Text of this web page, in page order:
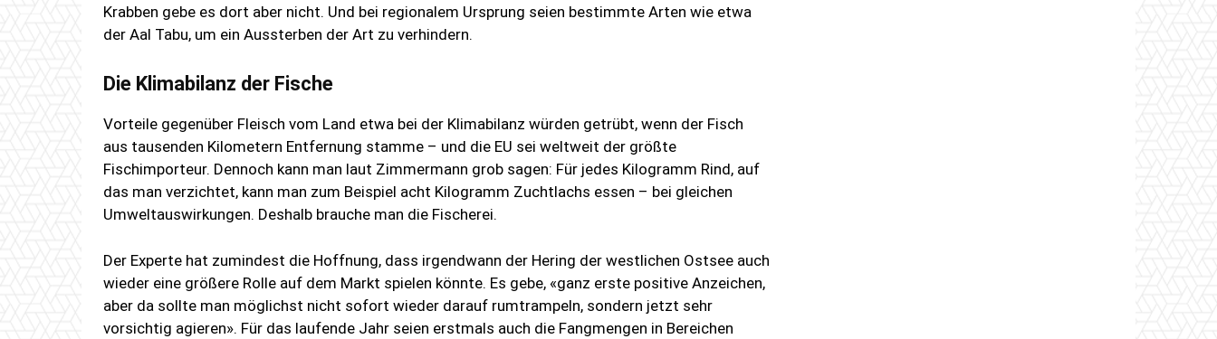
Krabben gebe es dort aber nicht. Und bei regionalem Ursprung seien bestimmte Arten wie etwa
der Aal Tabu, um ein Aussterben der Art zu verhindern.
Die Klimabilanz der Fische
Vorteile gegenüber Fleisch vom Land etwa bei der Klimabilanz würden getrübt, wenn der Fisch
aus tausenden Kilometern Entfernung stamme – und die EU sei weltweit der größte
Fischimporteur. Dennoch kann man laut Zimmermann grob sagen: Für jedes Kilogramm Rind, auf
das man verzichtet, kann man zum Beispiel acht Kilogramm Zuchtlachs essen – bei gleichen
Umweltauswirkungen. Deshalb brauche man die Fischerei.
Der Experte hat zumindest die Hoffnung, dass irgendwann der Hering der westlichen Ostsee auch
wieder eine größere Rolle auf dem Markt spielen könnte. Es gebe, «ganz erste positive Anzeichen,
aber da sollte man möglichst nicht sofort wieder darauf rumtrampeln, sondern jetzt sehr
vorsichtig agieren». Für das laufende Jahr seien erstmals auch die Fangmengen in Bereichen